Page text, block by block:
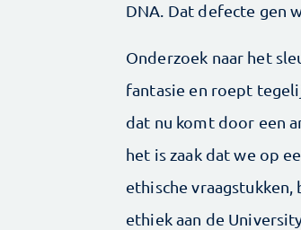
DNA. Dat defecte gen
Onderzoek naar het
fantasie en roept
dat nu komt door een
het is zaak dat we op
ethische
ethiek aan de